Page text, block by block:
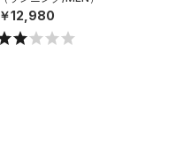
￥12,980